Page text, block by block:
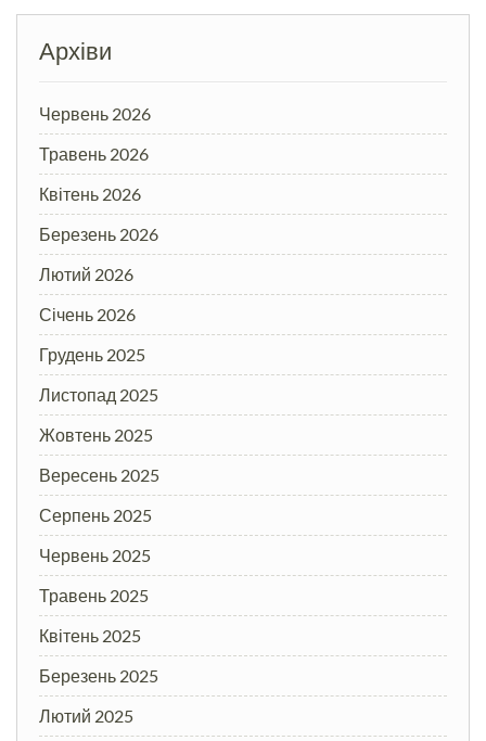
Архіви
Червень 2026
Травень 2026
Квітень 2026
Березень 2026
Лютий 2026
Січень 2026
Грудень 2025
Листопад 2025
Жовтень 2025
Вересень 2025
Серпень 2025
Червень 2025
Травень 2025
Квітень 2025
Березень 2025
Лютий 2025